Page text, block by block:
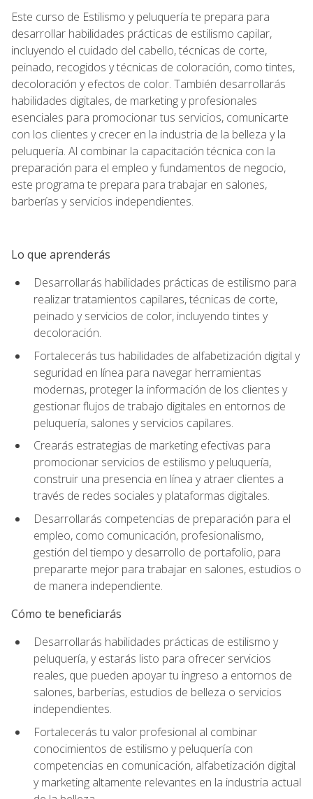
Este curso de Estilismo y peluquería te prepara para
desarrollar habilidades prácticas de estilismo capilar,
incluyendo el cuidado del cabello, técnicas de corte,
peinado, recogidos y técnicas de coloración, como tintes,
decoloración y efectos de color. También desarrollarás
habilidades digitales, de marketing y profesionales
esenciales para promocionar tus servicios, comunicarte
con los clientes y crecer en la industria de la belleza y la
peluquería. Al combinar la capacitación técnica con la
preparación para el empleo y fundamentos de negocio,
este programa te prepara para trabajar en salones,
barberías y servicios independientes.
Lo que aprenderás
Desarrollarás habilidades prácticas de estilismo para
realizar tratamientos capilares, técnicas de corte,
peinado y servicios de color, incluyendo tintes y
decoloración.
Fortalecerás tus habilidades de alfabetización digital y
seguridad en línea para navegar herramientas
modernas, proteger la información de los clientes y
gestionar flujos de trabajo digitales en entornos de
peluquería, salones y servicios capilares.
Crearás estrategias de marketing efectivas para
promocionar servicios de estilismo y peluquería,
construir una presencia en línea y atraer clientes a
través de redes sociales y plataformas digitales.
Desarrollarás competencias de preparación para el
empleo, como comunicación, profesionalismo,
gestión del tiempo y desarrollo de portafolio, para
prepararte mejor para trabajar en salones, estudios o
de manera independiente.
Cómo te beneficiarás
Desarrollarás habilidades prácticas de estilismo y
peluquería, y estarás listo para ofrecer servicios
reales, que pueden apoyar tu ingreso a entornos de
salones, barberías, estudios de belleza o servicios
independientes.
Fortalecerás tu valor profesional al combinar
conocimientos de estilismo y peluquería con
competencias en comunicación, alfabetización digital
y marketing altamente relevantes en la industria actual